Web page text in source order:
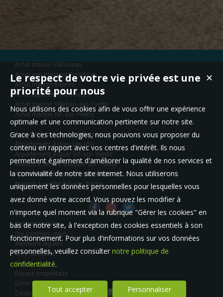
Arnaud DE SANTI
un…
J'ai croisé la route de la chaleureuse équipe Logis
dans le cadre d'une acquisition coup de cœur.
Fanny Jambon
Je recommande particulièrement l'équipe de
notamment Emmanuelle De Santi, l'agent à qui j'ai
vente…
Mathieu Planquais
Achat maison Palaiseau
Achat appartement Palaiseau
Achat maison Bièvres
Achat appartement Bièvres
Achat maison Villebon-sur-Yvette
Achat maison Gif-sur-Yvette
Appartement à vendre Palaiseau
Appartement à louer Les Ulis
Appartement à louer Gif-sur-Yvette
Maison à vendre Villebon-sur-Yvette
Appartement à louer Gif-sur-Yvette
Maison à vendre Gif-sur-Yvette
Nos Honoraires
Qui sommes-nous
Mentions légales
Offre complète
Plan du site
Espace propriétaire
Gérer les cookies
Création site internet immobilier
✕
Le respect de votre vie privée est une
priorité pour nous
Nous utilisons des cookies afin de vous offrir une expérience
optimale et une communication pertinente sur notre site.
Grace à ces technologies, nous pouvons vous proposer du
contenu en rapport avec vos centres d'intérêt. Ils nous
permettent également d'améliorer la qualité de nos services et
la convivialité de notre site internet. Nous utiliserons
uniquement les données personnelles pour lesquelles vous
avez donné votre accord. Vous pouvez les modifier à
n'importe quel moment via la rubrique "Gérer les cookies" en
bas de notre site, à l'exception des cookies essentiels à son
fonctionnement. Pour plus d'informations sur vos données
personnelles, veuillez consulter notre politique de
confidentialité.
Tout accepter Personnaliser